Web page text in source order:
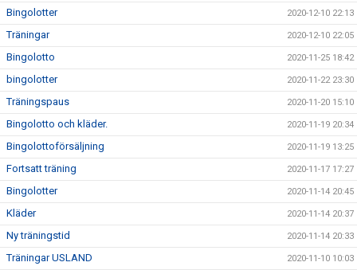
Bingolotter 2020-12-10 22:13
Träningar 2020-12-10 22:05
Bingolotto 2020-11-25 18:42
bingolotter 2020-11-22 23:30
Träningspaus 2020-11-20 15:10
Bingolotto och kläder. 2020-11-19 20:34
Bingolottoförsäljning 2020-11-19 13:25
Fortsatt träning 2020-11-17 17:27
Bingolotter 2020-11-14 20:45
Kläder 2020-11-14 20:37
Ny träningstid 2020-11-14 20:33
Träningar USLAND 2020-11-10 10:03